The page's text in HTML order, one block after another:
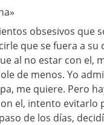
obsesivos que
que se fuera a
al no estar con el,
de menos. Yo
me quiere. Pero
el, intento evitarlo
de los días,